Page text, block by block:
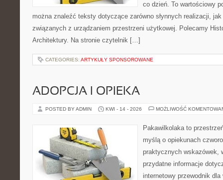
co dzień. To wartościowy
można znaleźć teksty dotyczące zarówno słynnych realizacji,
związanych z urządzaniem przestrzeni użytkowej. Polecamy
Architektury. Na stronie czytelnik […]
CATEGORIES: ARTYKUŁY SPONSOROWANE
ADOPCJA I OPIEKA
POSTED BY ADMIN KWI - 14 - 2026 MOŻLIWOŚĆ
Pakawilkolaka to
myślą o opiekunach
praktycznych wskazówek,
przydatne informacje
internetowy przewodnik